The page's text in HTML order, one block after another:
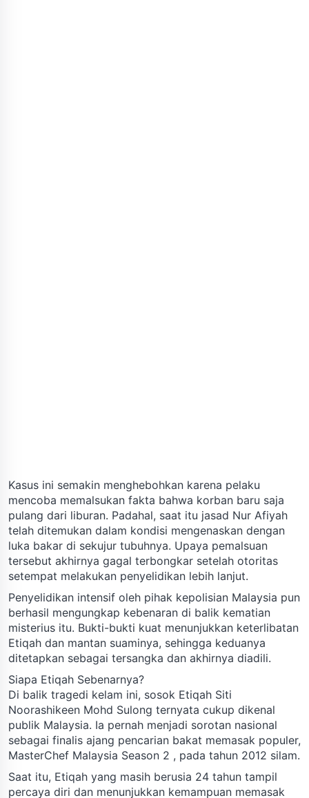
Kasus ini semakin menghebohkan karena pelaku
mencoba memalsukan fakta bahwa korban baru saja
pulang dari liburan. Padahal, saat itu jasad Nur Afiyah
telah ditemukan dalam kondisi mengenaskan dengan
luka bakar di sekujur tubuhnya. Upaya pemalsuan
tersebut akhirnya gagal terbongkar setelah otoritas
setempat melakukan penyelidikan lebih lanjut.
Penyelidikan intensif oleh pihak kepolisian Malaysia pun
berhasil mengungkap kebenaran di balik kematian
misterius itu. Bukti-bukti kuat menunjukkan keterlibatan
Etiqah dan mantan suaminya, sehingga keduanya
ditetapkan sebagai tersangka dan akhirnya diadili.
Siapa Etiqah Sebenarnya?
Di balik tragedi kelam ini, sosok Etiqah Siti
Noorashikeen Mohd Sulong ternyata cukup dikenal
publik Malaysia. Ia pernah menjadi sorotan nasional
sebagai finalis ajang pencarian bakat memasak populer,
MasterChef Malaysia Season 2 , pada tahun 2012 silam.
Saat itu, Etiqah yang masih berusia 24 tahun tampil
percaya diri dan menunjukkan kemampuan memasak